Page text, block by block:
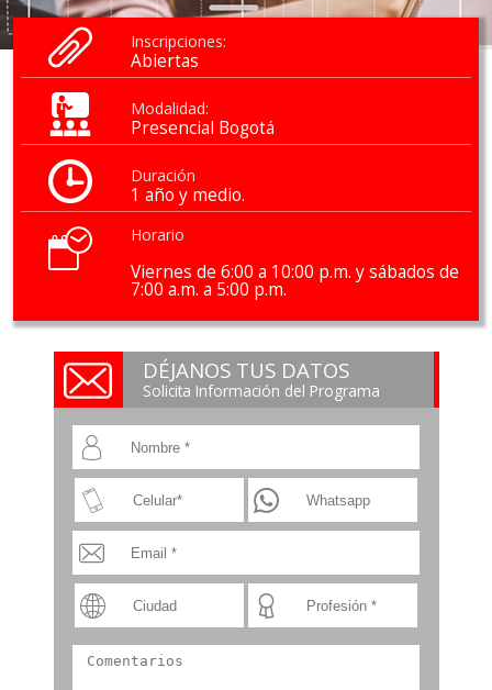
Inscripciones:
Abiertas
Modalidad:
Presencial Bogotá
Duración
1 año y medio.
Horario
Viernes de 6:00 a 10:00 p.m. y sábados de
7:00 a.m. a 5:00 p.m.
DÉJANOS TUS DATOS
Solicita Información del Programa